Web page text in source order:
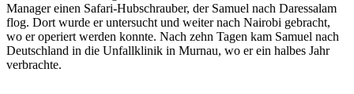
Manager einen Safari-Hubschrauber, der Samuel nach Daressalam
flog. Dort wurde er untersucht und weiter nach Nairobi gebracht,
wo er operiert werden konnte. Nach zehn Tagen kam Samuel nach
Deutschland in die Unfallklinik in Murnau, wo er ein halbes Jahr
verbrachte.